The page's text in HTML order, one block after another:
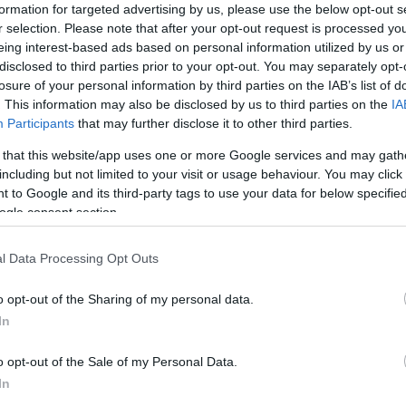
for targeted advertising by us, please use the below opt-out
selection. Please note that after your opt-out request is processed
interest-based ads based on personal information utilized by us
to third parties prior to your opt-out. You may separately
of your personal information by third parties on the IAB’s list of
This information may also be disclosed by us to third parties on the
Participants that may further disclose it to other third parties.
that this website/app uses one or more Google services and may
but not limited to your visit or usage behaviour. You may
to Google and its third-party tags to use your data for below
consent section.
Data Processing Opt Outs
opt-out of the Sharing of my personal data.
opt-out of the Sale of my Personal Data.
idill, avagy egy barátság végecímű darab esetében volt.
Itt leginkább cikkek álltak a kezemhez, sajnos nem volt
sajtó, és ez nagyon érdekessé teszi, élővé, igazi
bájos ellentmondások és ferdítések voltak benne, ezek közül
a nyomozásból született aKrizantémok, avagy Li? halála
?Annyi a köze a vonósnégyeshez ? magyarázza Szálinger
se vidám befejezésű.? ATurandotmellett az életrajzi
dolga a prózához illő zenékért felelős karmesternek, Köteles
és hangszerelőként a valaha születettek legnagyobbika.
építi operáit. Ez hatalmas találmánya, amihez kivételes
igazán kevés művet hagyott ránk, ilyen a
,
, mely egy szimfonikus zenekari néhány perces